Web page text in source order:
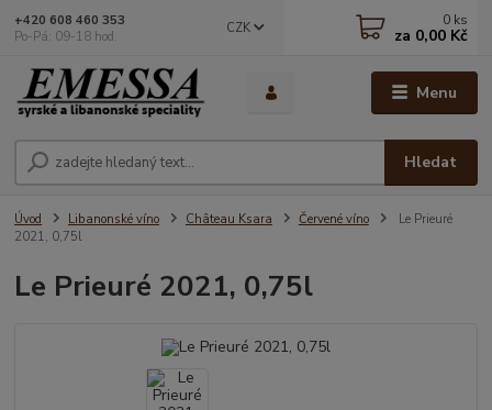
Menu
CZK
Hledat
+420 608 460 353
Po-Pá: 09-18 hod.
0 ks
za 0,00 Kč
Úvod Libanonské víno Château Ksara Červené víno
Le Prieuré
2021, 0,75l
Le Prieuré 2021, 0,75l